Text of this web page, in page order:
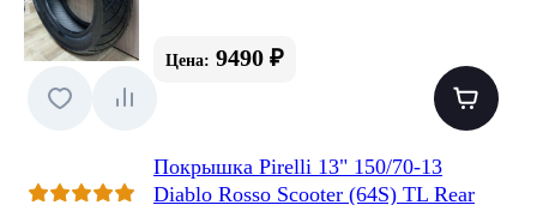
Цена: 9490 ₽
Покрышка Pirelli 13" 150/70-13
Diablo Rosso Scooter (64S) TL Rear